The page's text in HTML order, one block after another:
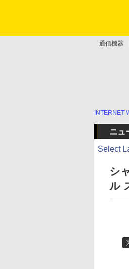
通信機器
INTERNET
ニュ
Select
シ
ル